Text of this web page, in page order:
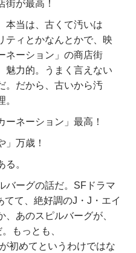
街が最高！
本当は、古くて汚いは
ティとかなんとかで、映
ネーション」の商店街
魅力的。うまく言えない
。だから、古いから汚
ーネーション」最高！
」万歳！
。
バーグの話だ。SFドラマ
てて、絶好調のJ・J・エイ
あのスピルバーグが、
もっとも、
初めてというわけではな